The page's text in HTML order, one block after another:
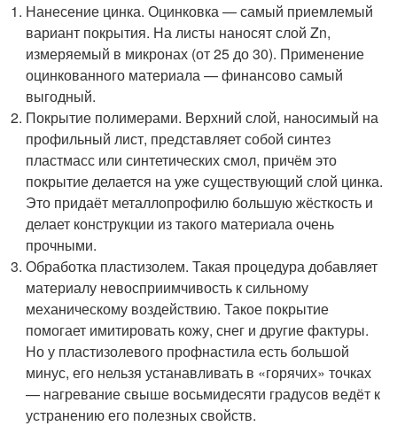
Нанесение цинка. Оцинковка — самый приемлемый
вариант покрытия. На листы наносят слой Zn,
измеряемый в микронах (от 25 до 30). Применение
оцинкованного материала — финансово самый
выгодный.
Покрытие полимерами. Верхний слой, наносимый на
профильный лист, представляет собой синтез
пластмасс или синтетических смол, причём это
покрытие делается на уже существующий слой цинка.
Это придаёт металлопрофилю большую жёсткость и
делает конструкции из такого материала очень
прочными.
Обработка пластизолем. Такая процедура добавляет
материалу невосприимчивость к сильному
механическому воздействию. Такое покрытие
помогает имитировать кожу, снег и другие фактуры.
Но у пластизолевого профнастила есть большой
минус, его нельзя устанавливать в «горячих» точках
— нагревание свыше восьмидесяти градусов ведёт к
устранению его полезных свойств.